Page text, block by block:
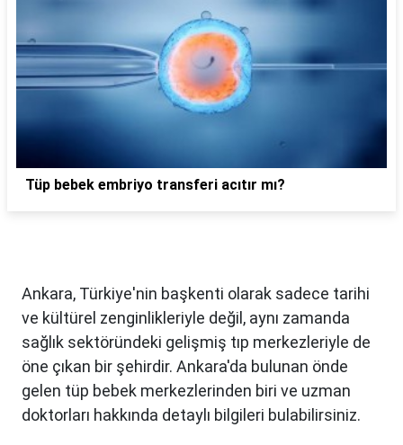
Tüp bebek embriyo transferi acıtır mı?
Ankara, Türkiye'nin başkenti olarak sadece tarihi
ve kültürel zenginlikleriyle değil, aynı zamanda
sağlık sektöründeki gelişmiş tıp merkezleriyle de
öne çıkan bir şehirdir. Ankara'da bulunan önde
gelen tüp bebek merkezlerinden biri ve uzman
doktorları hakkında detaylı bilgileri bulabilirsiniz.